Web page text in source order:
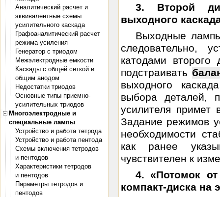
Аналитический расчет и
эквивалентные схемы
усилительного каскада
Графоаналитический расчет
режима усиления
Генератор с триодом
Межэлектродные емкости
Каскады с общей сеткой и
общим анодом
Недостатки триодов
Основные типы приемно-
усилительных триодов
Многоэлектродные и
специальные лампы
Устройство и работа тетрода
Устройство и работа пентода
Схемы включения тетродов
и пентодов
Характеристики тетродов
и пентодов
Параметры тетродов и
пентодов
3. Второй
выходного
Выходные
следовательно,
катодами второго
подстраивать
выходного
выбора деталей,
усилителя
Задание режимов
необходимости
как ранее
чувствителен к
4. «Потомок
компакт-диска на